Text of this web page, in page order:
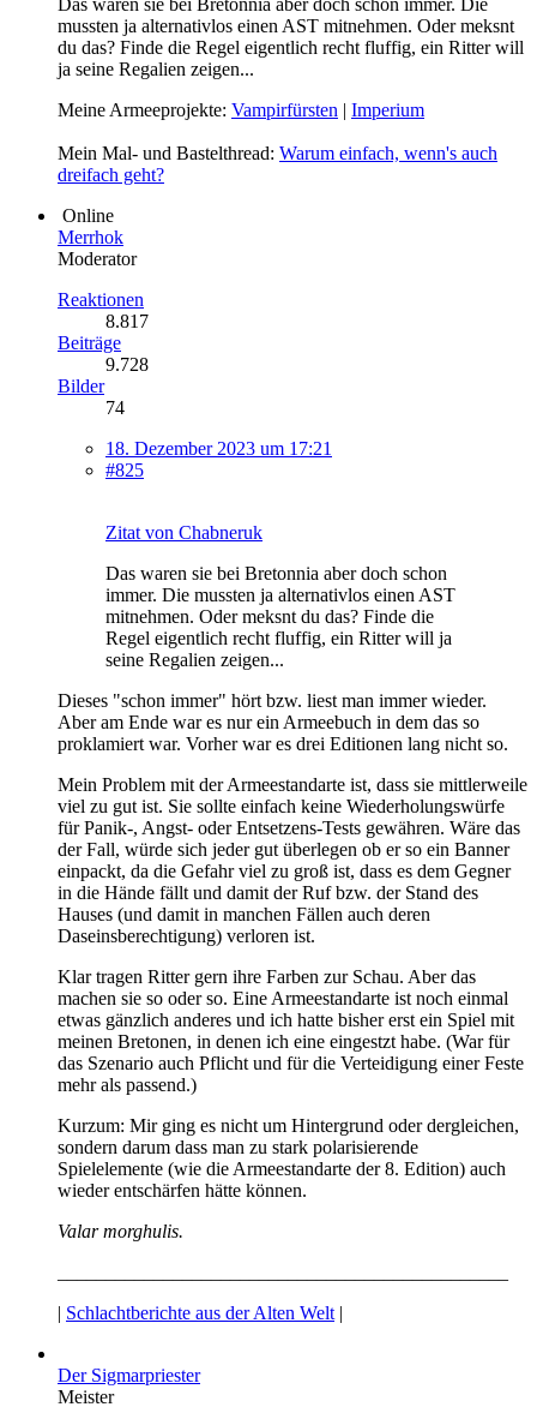
mussten ja alternativlos einen AST mitnehmen. Oder meksnt
du das? Finde die Regel eigentlich recht fluffig, ein Ritter will
ja seine Regalien zeigen...
Meine Armeeprojekte: Vampirfürsten | Imperium
Mein Mal- und Bastelthread: Warum einfach, wenn's auch
dreifach geht?
Online
Merrhok
Moderator
Reaktionen
8.817
Beiträge
9.728
Bilder
74
18. Dezember 2023 um 17:21
#825
Zitat von Chabneruk
Das waren sie bei Bretonnia aber doch schon
immer. Die mussten ja alternativlos einen AST
mitnehmen. Oder meksnt du das? Finde die
Regel eigentlich recht fluffig, ein Ritter will ja
seine Regalien zeigen...
Dieses "schon immer" hört bzw. liest man immer wieder.
Aber am Ende war es nur ein Armeebuch in dem das so
proklamiert war. Vorher war es drei Editionen lang nicht so.
Mein Problem mit der Armeestandarte ist, dass sie mittlerweile
viel zu gut ist. Sie sollte einfach keine Wiederholungswürfe
für Panik-, Angst- oder Entsetzens-Tests gewähren. Wäre das
der Fall, würde sich jeder gut überlegen ob er so ein Banner
einpackt, da die Gefahr viel zu groß ist, dass es dem Gegner
in die Hände fällt und damit der Ruf bzw. der Stand des
Hauses (und damit in manchen Fällen auch deren
Daseinsberechtigung) verloren ist.
Klar tragen Ritter gern ihre Farben zur Schau. Aber das
machen sie so oder so. Eine Armeestandarte ist noch einmal
etwas gänzlich anderes und ich hatte bisher erst ein Spiel mit
meinen Bretonen, in denen ich eine eingestzt habe. (War für
das Szenario auch Pflicht und für die Verteidigung einer Feste
mehr als passend.)
Kurzum: Mir ging es nicht um Hintergrund oder dergleichen,
sondern darum dass man zu stark polarisierende
Spielelemente (wie die Armeestandarte der 8. Edition) auch
wieder entschärfen hätte können.
Valar morghulis.
| Schlachtberichte aus der Alten Welt |
Der Sigmarpriester
Meister